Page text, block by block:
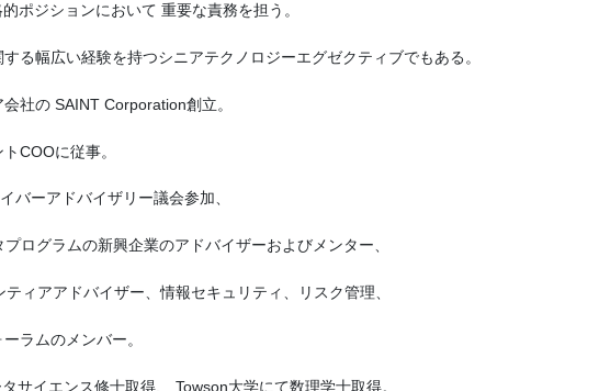
ポジションにおいて 重要な責務を担う。
る幅広い経験を持つシニアテクノロジーエグゼクティブでもある。
社の SAINT Corporation創立。
COOに従事。
バーアドバイザリー議会参加、
ログラムの新興企業のアドバイザーおよびメンター、
ィアアドバイザー、情報セキュリティ、リスク管理、
ラムのメンバー。
サイエンス修士取得、 Towson大学にて数理学士取得。